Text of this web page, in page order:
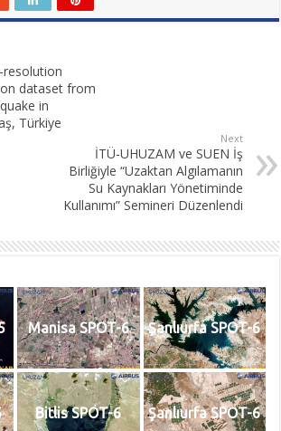
resolution
dataset from
in
Türkiye
Next
İTÜ-UHUZAM ve SUEN İş
Birliğiyle “Uzaktan Algılamanın
Su Kaynakları Yönetiminde
Kullanımı” Semineri Düzenlendi
Manisa SPOT-6 Şanlıurfa SPOT-6
Bitlis SPOT-6 Şanlıurfa SPOT-6